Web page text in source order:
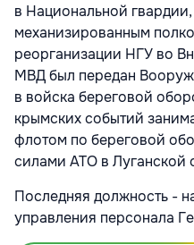
в Национальной
механизированным
реорганизации НГУ во
МВД был передан
в войска береговой
крымских событий
флотом по береговой
силами АТО в Луганской
Последняя должность -
управления персонала